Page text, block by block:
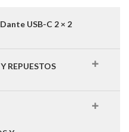
USB-C 2 × 2
REPUESTOS